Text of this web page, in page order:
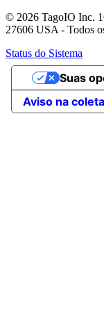
© 2026 TagoIO Inc.
27606 USA - Todos
Status do Sistema
Aviso na coleta
Suas